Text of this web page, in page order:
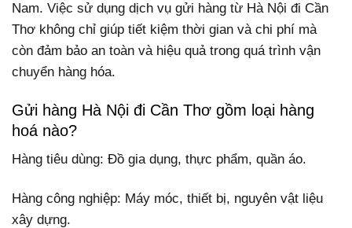
Nam. Việc sử dụng dịch vụ gửi hàng từ Hà Nội đi Cần
Thơ không chỉ giúp tiết kiệm thời gian và chi phí mà
còn đảm bảo an toàn và hiệu quả trong quá trình vận
chuyển hàng hóa.
Gửi hàng Hà Nội đi Cần Thơ gồm loại hàng
hoá nào?
Hàng tiêu dùng: Đồ gia dụng, thực phẩm, quần áo.
Hàng công nghiệp: Máy móc, thiết bị, nguyên vật liệu
xây dựng.